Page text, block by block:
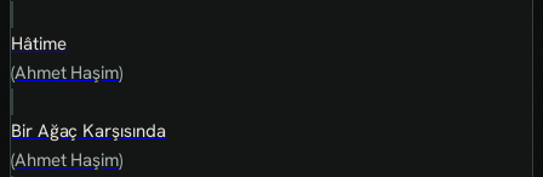
Hâtime
(Ahmet Haşim)
Bir Ağaç Karşısında
(Ahmet Haşim)